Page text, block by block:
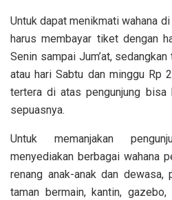
Untuk dapat menikmati wahana
harus membayar tiket dengan
Senin sampai Jum’at,
atau hari Sabtu dan minggu Rp
tertera di atas pengunjung bisa
sepuasnya.
Untuk memanjakan
menyediakan berbagai wahana
renang anak-anak dan dewasa,
taman bermain, kantin,